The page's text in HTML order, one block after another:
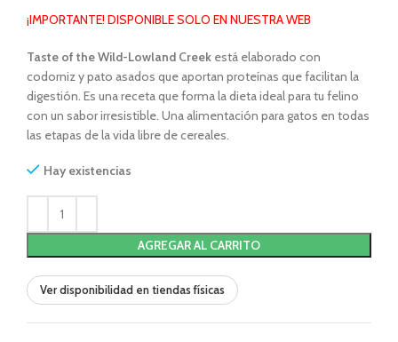
¡IMPORTANTE! DISPONIBLE SOLO EN NUESTRA WEB
Taste of the Wild-Lowland Creek está elaborado con
codorniz y pato asados que aportan proteínas que facilitan la
digestión. Es una receta que forma la dieta ideal para tu felino
con un sabor irresistible. Una alimentación para gatos en todas
las etapas de la vida libre de cereales.
Hay existencias
AGREGAR AL CARRITO
Ver disponibilidad en tiendas físicas